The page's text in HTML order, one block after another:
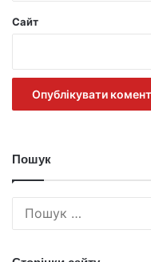
Сайт
Пошук